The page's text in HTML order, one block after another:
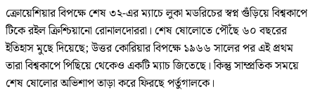
ক্রোয়েশিয়ার বিপক্ষে শেষ ৩২-এর ম্যাচে লুকা মডরিচের স্বপ্ন গুঁড়িয়ে বিশ্বকাপে
টিকে রইল ক্রিশ্চিয়ানো রোনালদোররা। শেষ ষোলোতে পৌঁছে ৬০ বছরের
ইতিহাস মুছে দিয়েছে; উত্তর কোরিয়ার বিপক্ষে ১৯৬৬ সালের পর এই প্রথম
তারা বিশ্বকাপে পিছিয়ে থেকেও একটি ম্যাচ জিতেছে। কিন্তু সাম্প্রতিক সময়ে
শেষ ষোলোর অভিশাপ তাড়া করে ফিরছে পর্তুগালকে।